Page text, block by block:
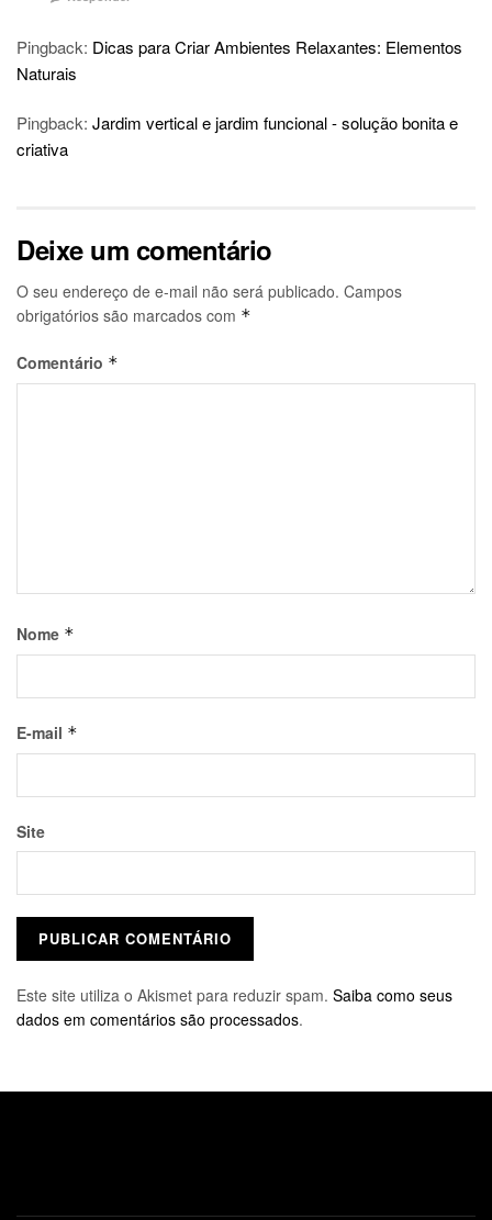
Pingback: Dicas para Criar Ambientes Relaxantes: Elementos
Naturais
Pingback: Jardim vertical e jardim funcional - solução bonita e
criativa
Deixe um comentário
O seu endereço de e-mail não será publicado. Campos
obrigatórios são marcados com *
Comentário *
Nome *
E-mail *
Site
Este site utiliza o Akismet para reduzir spam. Saiba como seus
dados em comentários são processados.